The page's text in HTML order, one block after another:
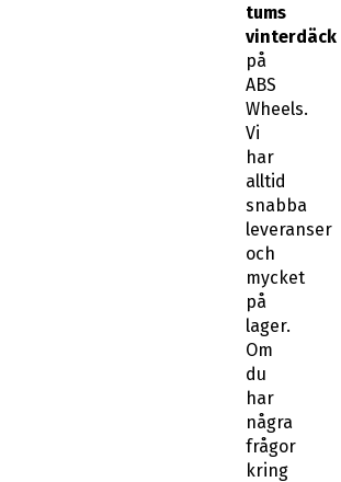
tums
vinterdäck
på
ABS
Wheels.
Vi
har
alltid
snabba
leveranser
och
mycket
på
lager.
Om
du
har
några
frågor
kring